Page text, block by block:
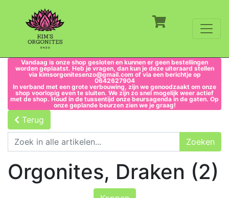
Vandaag is onze shop gesloten en kunnen er geen bestellingen
worden geplaatst. Heb je vragen, dan kun je deze uiteraard stellen
via kimsorgonitesenzo@gmail.com of via een berichtje op
0642627904
In verband met een grote verbouwing, zijn we genoodzaakt om onze
shop voorlopig even te sluiten. We zijn zo snel mogelijk weer actief
met de shop. Houd in de tussentijd onze beursagenda in de gaten. Op
onze geplande beurzen zien we je graag!
Terug
Orgonites, Draken (2)